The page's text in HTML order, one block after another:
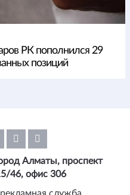
РК пополнился 29
позиций
Алматы, проспект
46, офис 306